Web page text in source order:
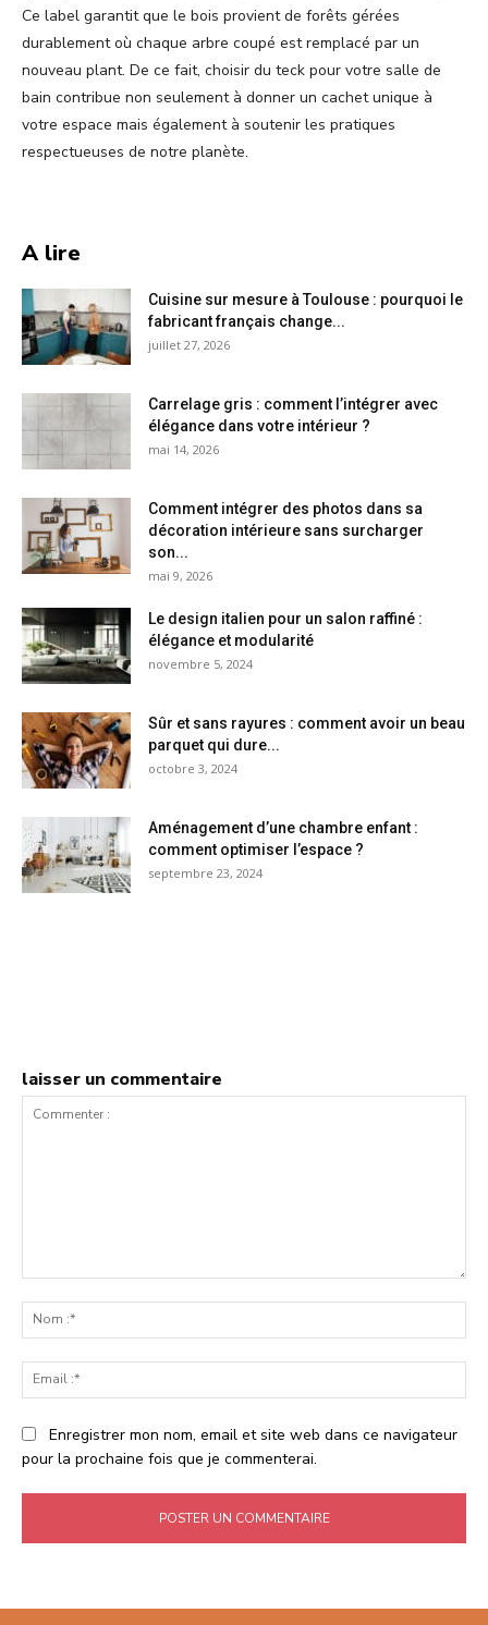
Ce label garantit que le bois provient de forêts gérées
durablement où chaque arbre coupé est remplacé par un
nouveau plant. De ce fait, choisir du teck pour votre salle de
bain contribue non seulement à donner un cachet unique à
votre espace mais également à soutenir les pratiques
respectueuses de notre planète.
A lire
Cuisine sur mesure à Toulouse : pourquoi le
fabricant français change...
juillet 27, 2026
Carrelage gris : comment l’intégrer avec
élégance dans votre intérieur ?
mai 14, 2026
Comment intégrer des photos dans sa
décoration intérieure sans surcharger
son...
mai 9, 2026
Le design italien pour un salon raffiné :
élégance et modularité
novembre 5, 2024
Sûr et sans rayures : comment avoir un beau
parquet qui dure...
octobre 3, 2024
Aménagement d’une chambre enfant :
comment optimiser l’espace ?
septembre 23, 2024
laisser un commentaire
:*
:*
Enregistrer mon nom, email et site web dans ce navigateur
pour la prochaine fois que je commenterai.